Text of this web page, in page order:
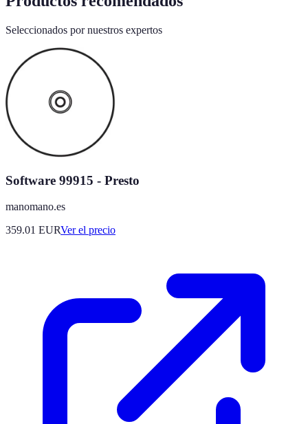
Seleccionados por nuestros expertos
Software 99915 - Presto
manomano.es
359.01 EURVer el precio